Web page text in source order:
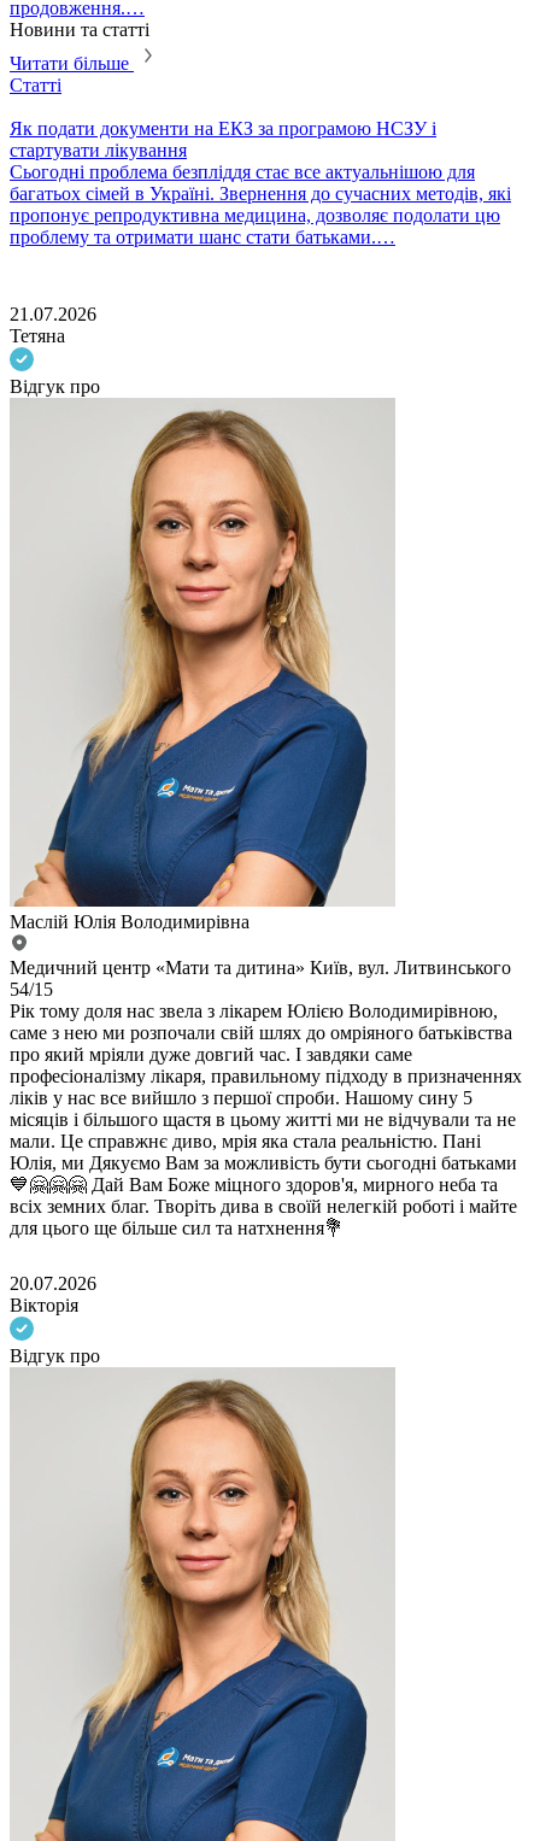
продовження.…
Новини та статті
Читати більше
Статті
Як подати документи на ЕКЗ за програмою НСЗУ і
стартувати лікування
​Сьогодні проблема безпліддя стає все актуальнішою для
багатьох сімей в Україні. Звернення до сучасних методів, які
пропонує репродуктивна медицина, дозволяє подолати цю
проблему та отримати шанс стати батьками.…
21.07.2026
Тетяна
Відгук про
Маслій Юлія Володимирівна
Медичний центр «Мати та дитина» Київ, вул. Литвинського
54/15
Рік тому доля нас звела з лікарем Юлією Володимирівною,
саме з нею ми розпочали свій шлях до омріяного батьківства
про який мріяли дуже довгий час. І завдяки саме
професіоналізму лікаря, правильному підходу в призначеннях
ліків у нас все вийшло з першої спроби. Нашому сину 5
місяців і більшого щастя в цьому житті ми не відчували та не
мали. Це справжнє диво, мрія яка стала реальністю. Пані
Юлія, ми Дякуємо Вам за можливість бути сьогодні батьками
💙🤗🤗🤗 Дай Вам Боже міцного здоров'я, мирного неба та
всіх земних благ. Творіть дива в своїй нелегкій роботі і майте
для цього ще більше сил та натхнення💐
20.07.2026
Вікторія
Відгук про